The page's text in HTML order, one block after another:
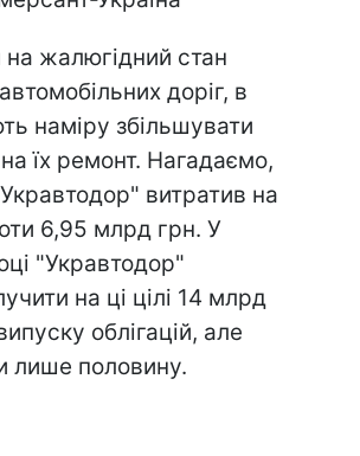
жалюгідний стан
доріг, в
наміру збільшувати
їх ремонт. Нагадаємо,
витратив на
6,95 млрд грн. У
"Укравтодор"
на ці цілі 14 млрд
облігацій, але
лише половину.